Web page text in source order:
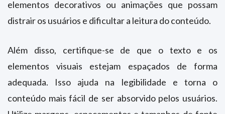
elementos decorativos ou animações que possam
distrair os usuários e dificultar a leitura do conteúdo.
Além disso, certifique-se de que o texto e os
elementos visuais estejam espaçados de forma
adequada. Isso ajuda na legibilidade e torna o
conteúdo mais fácil de ser absorvido pelos usuários.